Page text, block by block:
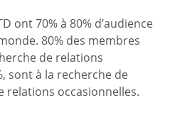
ont 70% à 80% d’audience
80% des membres
de relations
sont à la recherche de
relations occasionnelles.